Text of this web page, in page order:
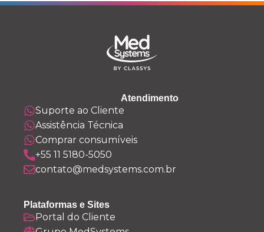
Atendimento
Suporte ao Cliente
Assistência Técnica
Comprar consumíveis
+55 11 5180-5050
contato@medsystems.com.br
Plataformas e Sites
Portal do Cliente